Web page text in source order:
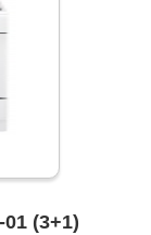
(3+1)